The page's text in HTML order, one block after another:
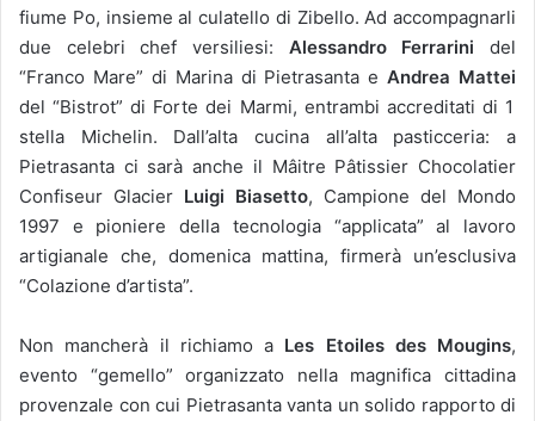
fiume Po, insieme al culatello di Zibello. Ad accompagnarli
due celebri chef versiliesi: Alessandro Ferrarini del
“Franco Mare” di Marina di Pietrasanta eAndrea Mattei
del “Bistrot” di Forte dei Marmi, entrambi accreditati di 1
stella Michelin. Dall’alta cucina all’alta pasticceria: a
Pietrasanta ci sarà anche il Mâitre Pâtissier Chocolatier
Confiseur Glacier Luigi Biasetto, Campione del Mondo
1997 e pioniere della tecnologia “applicata” al lavoro
artigianale che, domenica mattina, firmerà un’esclusiva
“Colazione d’artista”.
Non mancherà il richiamo a Les Etoiles des Mougins,
evento “gemello” organizzato nella magnifica cittadina
provenzale con cui Pietrasanta vanta un solido rapporto di